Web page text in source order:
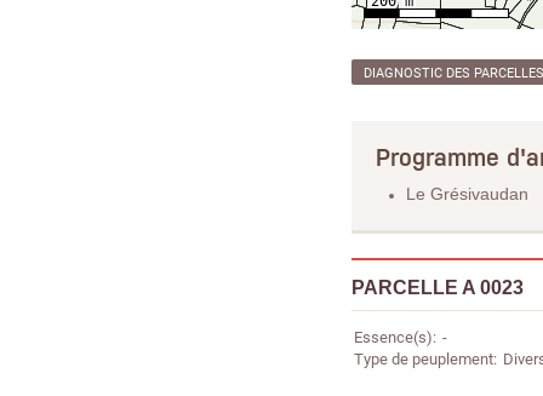
DIAGNOSTIC DES PARCELLES
Programme
Le Grésivaudan
PARCELLE A 0023
Essence(s) -
Type de peuplement